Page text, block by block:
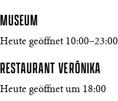
MUSEUM
Heute geöffnet 10:00–23:00
RESTAURANT VERŌNIKA
Heute geöffnet um 18:00